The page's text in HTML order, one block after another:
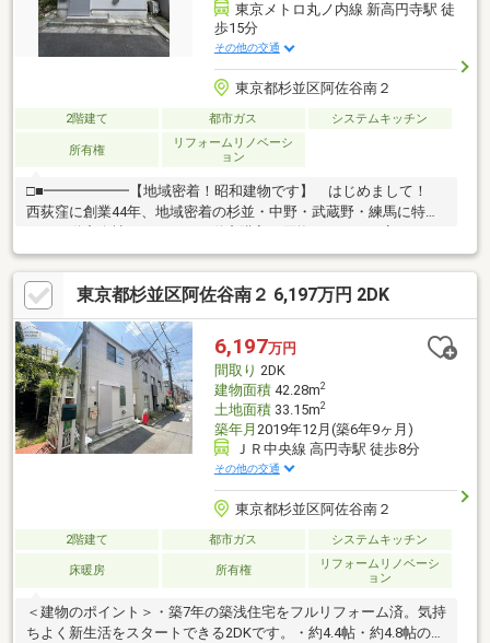
東京メトロ丸ノ内線 新高円寺駅 徒
歩15分
その他の交通
東京都杉並区阿佐谷南２
2階建て 都市ガス システムキッチン
所有権
リフォームリノベーシ
ョン
□■━━━━━━【地域密着！昭和建物です】 はじめまして！
西荻窪に創業44年、地域密着の杉並・中野・武蔵野・練馬に特化
もの。物件の選定や住宅ローンはもちろん地域密着 だからこそ
の情報をお伝え、ご提案いたします。 お気軽にご相談、ご来社
頂ける会社です。スタッフ一同、心よりお待ちしております。
【同じ立地、同じ建物は存在しません。唯一無二の不動産をお手
伝いいたします】■□━━━━━━
東京都杉並区阿佐谷南２ 6,197万円 2DK
6,197万円
間取り 2DK
建物面積42.28m2
土地面積33.15m2
築年月 2019年12月(築6年9ヶ月)
ＪＲ中央線 高円寺駅 徒歩8分
その他の交通
東京都杉並区阿佐谷南２
2階建て 都市ガス システムキッチン
床暖房 所有権
リフォームリノベーシ
ョン
＜建物のポイント＞・築7年の築浅住宅をフルリフォーム済。気持
ちよく新生活をスタートできる2DKです。・約4.4帖・約4.8帖の2